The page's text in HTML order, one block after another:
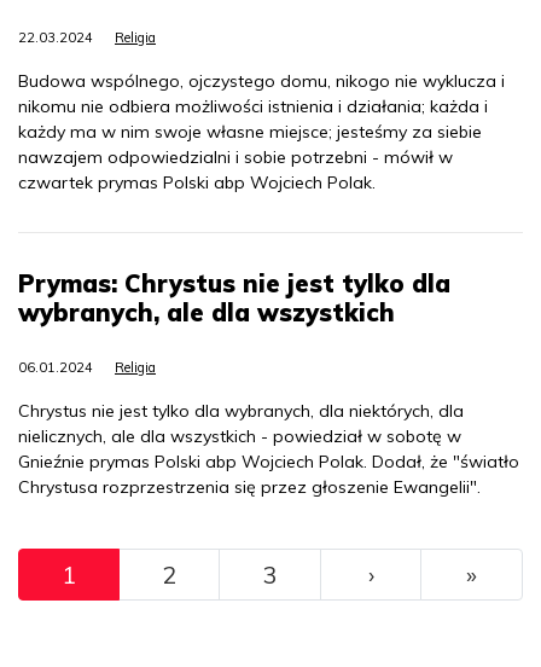
22.03.2024 Religia
Budowa wspólnego, ojczystego domu, nikogo nie wyklucza i
nikomu nie odbiera możliwości istnienia i działania; każda i
każdy ma w nim swoje własne miejsce; jesteśmy za siebie
nawzajem odpowiedzialni i sobie potrzebni - mówił w
czwartek prymas Polski abp Wojciech Polak.
Prymas: Chrystus nie jest tylko dla
wybranych, ale dla wszystkich
06.01.2024 Religia
Chrystus nie jest tylko dla wybranych, dla niektórych, dla
nielicznych, ale dla wszystkich - powiedział w sobotę w
Gnieźnie prymas Polski abp Wojciech Polak. Dodał, że "światło
Chrystusa rozprzestrzenia się przez głoszenie Ewangelii".
Pagination
1 2 3 ››› »